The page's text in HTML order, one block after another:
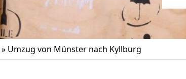
» Umzug von Münster nach Kyllburg